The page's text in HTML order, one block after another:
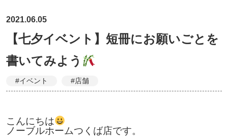
2021.06.05
【七夕イベント】短冊にお願いごとを
書いてみよう
#イベント #店舗
こんにちは
ノーブルホームつくば店です。